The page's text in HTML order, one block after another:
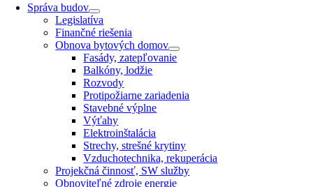
Správa budov
Legislatíva
Finančné riešenia
Obnova bytových domov
Fasády, zatepľovanie
Balkóny, lodžie
Rozvody
Protipožiarne zariadenia
Stavebné výplne
Výťahy
Elektroinštalácia
Strechy, strešné krytiny
Vzduchotechnika, rekuperácia
Projekčná činnosť, SW služby
Obnoviteľné zdroje energie